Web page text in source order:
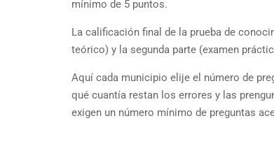
mínimo de 5 puntos.
La calificación final de la prueba de
teórico) y la segunda parte (examen
Aquí cada municipio elije el número de
qué cuantía restan los errores y las
exigen un número mínimo de preguntas